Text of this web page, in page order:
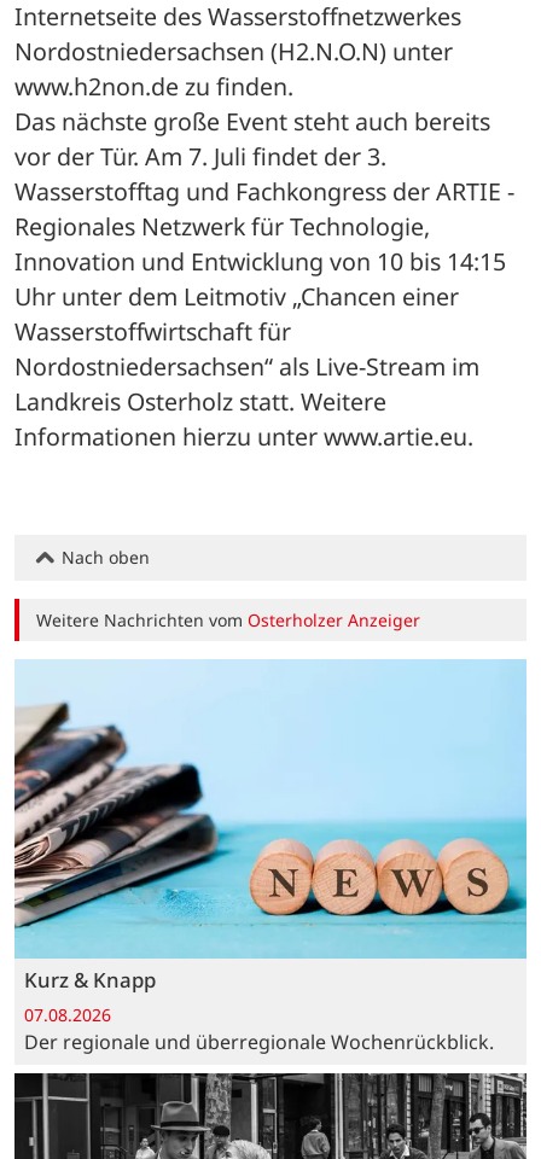
Internetseite des Wasserstoffnetzwerkes
Nordostniedersachsen (H2.N.O.N) unter
www.h2non.de zu finden.
Das nächste große Event steht auch bereits
vor der Tür. Am 7. Juli findet der 3.
Wasserstofftag und Fachkongress der ARTIE -
Regionales Netzwerk für Technologie,
Innovation und Entwicklung von 10 bis 14:15
Uhr unter dem Leitmotiv „Chancen einer
Wasserstoffwirtschaft für
Nordostniedersachsen“ als Live-Stream im
Landkreis Osterholz statt. Weitere
Informationen hierzu unter www.artie.eu.
Nach oben
Weitere Nachrichten vomOsterholzer Anzeiger
Kurz & Knapp
07.08.2026
Der regionale und überregionale Wochenrückblick.